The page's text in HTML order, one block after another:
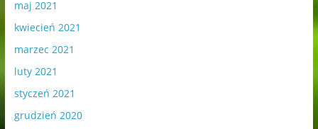
maj 2021
kwiecień 2021
marzec 2021
luty 2021
styczeń 2021
grudzień 2020